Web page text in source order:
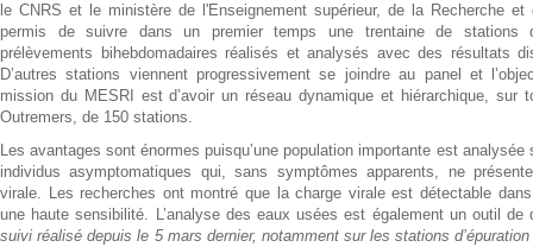
le CNRS et le ministère de l'Enseignement supérieur, de la Recherche
permis de suivre dans un premier temps une trentaine de stations
prélèvements bihebdomadaires réalisés et analysés avec des résultats
D’autres stations viennent progressivement se joindre au panel et
mission du MESRI est d’avoir un réseau dynamique et hiérarchique, sur
Outremers, de 150 stations.
Les avantages sont énormes puisqu’une population importante est
individus asymptomatiques qui, sans symptômes apparents, ne
virale. Les recherches ont montré que la charge virale est détectable
une haute sensibilité. L’analyse des eaux usées est également un outil de
suivi réalisé depuis le 5 mars dernier, notamment sur les stations